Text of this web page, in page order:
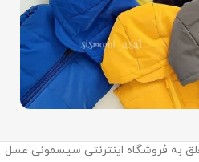
به فروشگاه اینترنتی سیسمونی عسل